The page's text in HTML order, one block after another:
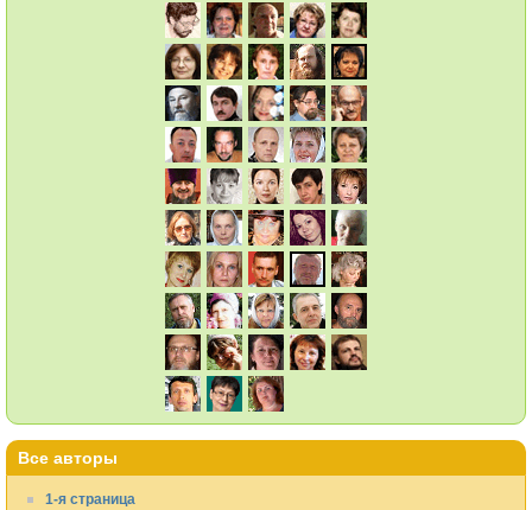
Все авторы
1-я страница